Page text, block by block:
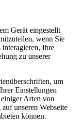
Gerät eingestellt
wenn Sie
interagieren, Ihre
zu unserer
um
Einstellungen
Arten von
unseren Webseite
können.